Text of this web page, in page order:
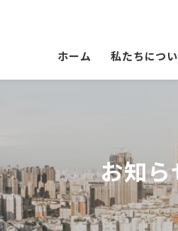
ホーム 私たちにつ
お知ら